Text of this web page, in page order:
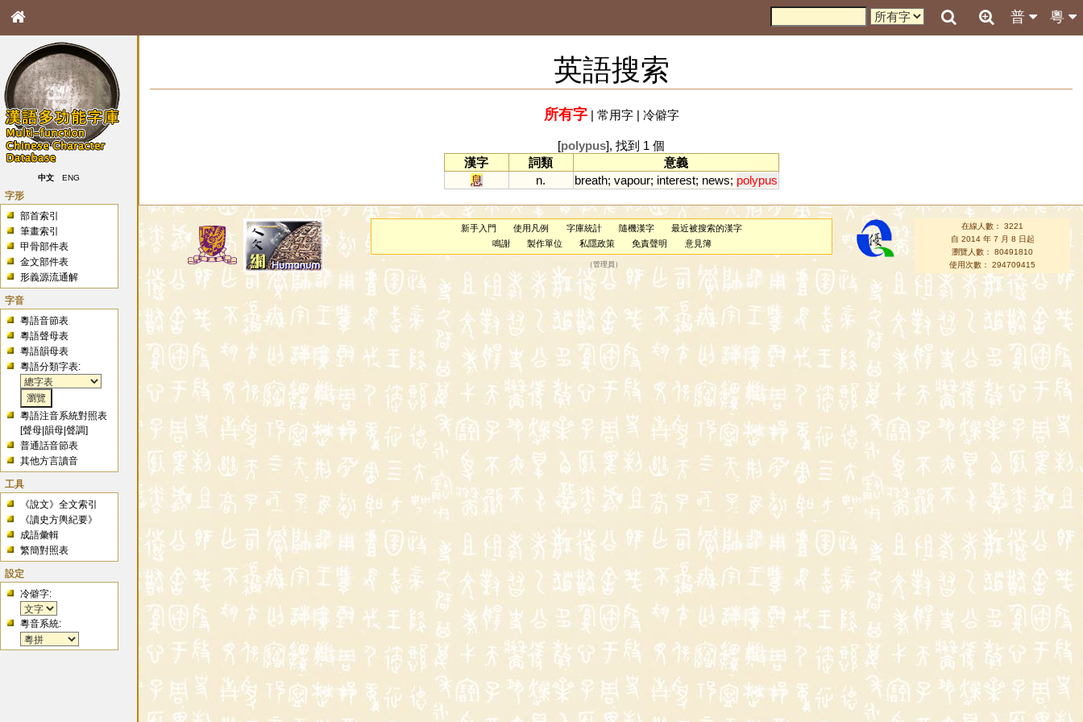
粵
普
中文 ENG
字形
部首索引
筆畫索引
甲骨部件表
金文部件表
形義源流通解
字音
粵語音節表
粵語聲母表
粵語韻母表
粵語分類字表:
粵語注音系統對照表
[聲母 |韻母 |聲調]
普通話音節表
其他方言讀音
工具
《說文》全文索引
《讀史方輿紀要》
成語彙輯
繁簡對照表
設定
冷僻字:
粵音系統:
英語搜索
所有字| 常用字| 冷僻字
[polypus], 找到 1 個
漢字
詞類
意義
息
n. breath; vapour; interest; news; polypus
新手入門 使用凡例 字庫統計 隨機漢字
最近被搜索的漢字
鳴謝
製作單位 私隱政策 免責聲明 意見簿
（管理員 ）
在線人數： 3221
自 2014 年 7 月 8 日起
瀏覽人數： 80491810
使用次數： 294709415